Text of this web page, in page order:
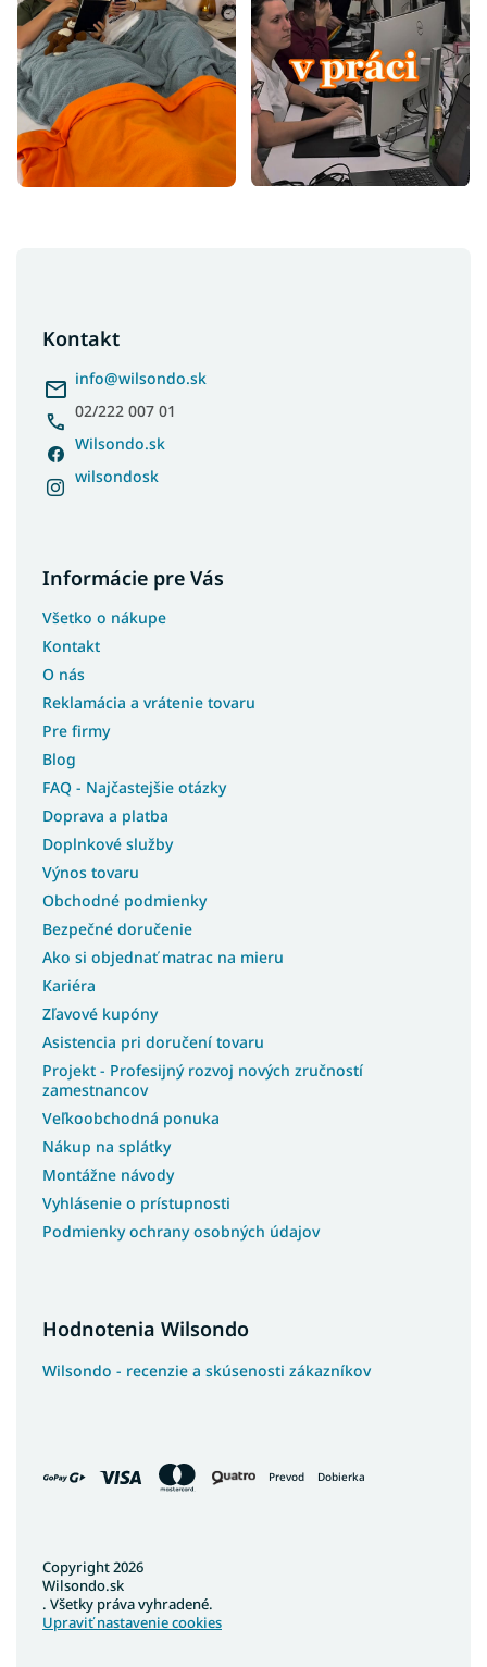
Kontakt
info@wilsondo.sk
02/222 007 01
Wilsondo.sk
wilsondosk
Informácie pre Vás
Všetko o nákupe
Kontakt
O nás
Reklamácia a vrátenie tovaru
Pre firmy
Blog
FAQ - Najčastejšie otázky
Doprava a platba
Doplnkové služby
Výnos tovaru
Obchodné podmienky
Bezpečné doručenie
Ako si objednať matrac na mieru
Kariéra
Zľavové kupóny
Asistencia pri doručení tovaru
Projekt - Profesijný rozvoj nových zručností
zamestnancov
Veľkoobchodná ponuka
Nákup na splátky
Montážne návody
Vyhlásenie o prístupnosti
Podmienky ochrany osobných údajov
Hodnotenia Wilsondo
Wilsondo - recenzie a skúsenosti zákazníkov
Prevod Dobierka
Copyright 2026
Wilsondo.sk
. Všetky práva vyhradené.
Upraviť nastavenie cookies